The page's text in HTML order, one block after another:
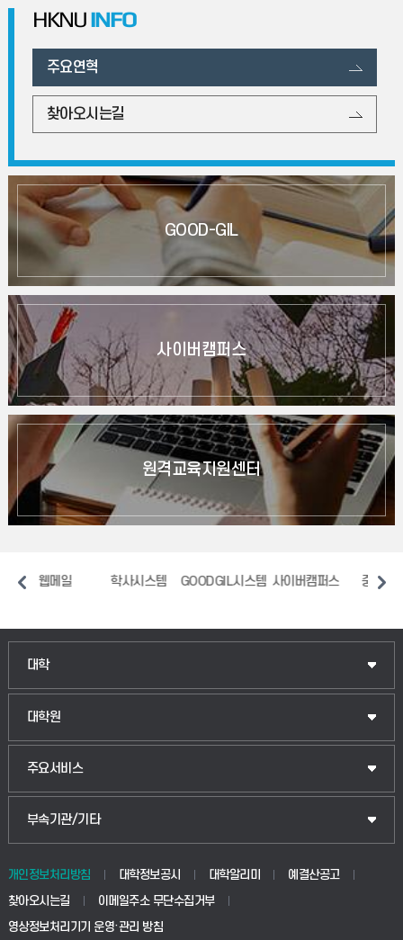
HKNUINFO
주요연혁
찾아오시는길
GOOD-GIL
사이버캠퍼스
원격교육지원센터
학사시스템 GOODGIL시스템 사이버캠퍼스 중앙도서관 장애
대학
인문융합공공인재학부
법경영학부
생명공학부
대학원
일반대학원
산업대학원
공공정책대학원
교육대학원
주요서비스
입학안내
웹메일
학사시스템(전문학사 및 전공심화)
부속기관/기타
중앙도서관
학생생활관(안성)
개인정보처리방침 대학정보공시 대학알리미
예결산공고
찾아오시는길
이메일주소 무단수집거부
영상정보처리기기 운영·관리 방침